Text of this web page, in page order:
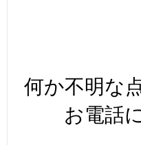
何か不明な
お電話